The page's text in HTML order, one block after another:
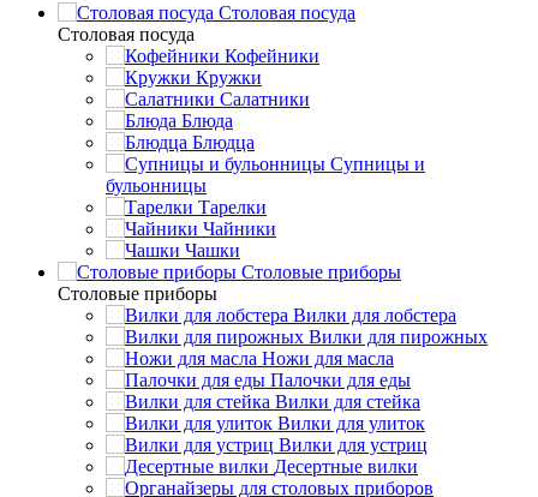
Столовая посуда
Столовая посуда
Кофейники
Кружки
Салатники
Блюда
Блюдца
Супницы и
бульонницы
Тарелки
Чайники
Чашки
Cтоловые приборы
Cтоловые приборы
Вилки для лобстера
Вилки для пирожных
Ножи для масла
Палочки для еды
Вилки для стейка
Вилки для улиток
Вилки для устриц
Десертные вилки